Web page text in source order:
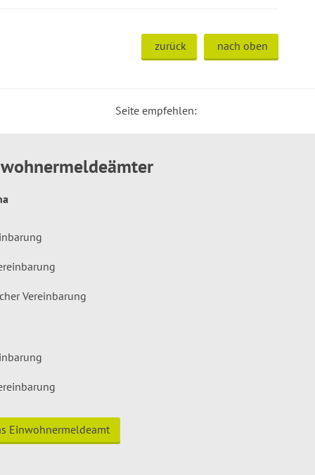
zurück nach oben
Seite empfehlen:
Vereinbarung
Einwohnermeldeamt